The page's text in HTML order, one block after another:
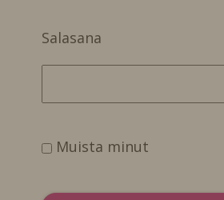
Salasana
Muista minut